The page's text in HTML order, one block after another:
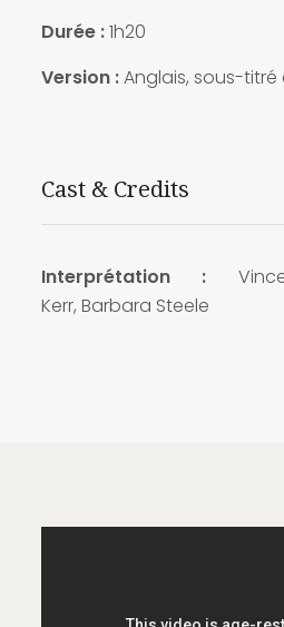
Durée :1h20
Version :Anglais, sous-titré
Cast & Credits
Interprétation :
Kerr, Barbara Steele